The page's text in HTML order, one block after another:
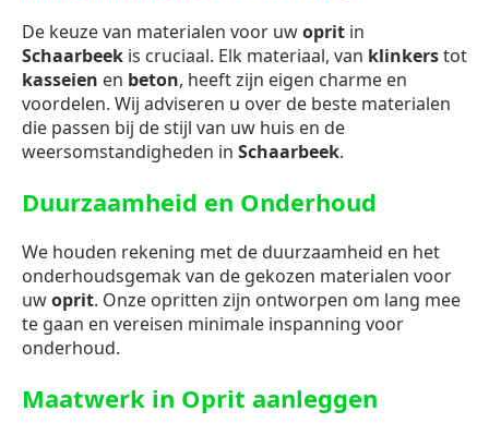
De keuze van materialen voor uwoprit in
Schaarbeek is cruciaal. Elk materiaal, van klinkerstot
kasseien en beton, heeft zijn eigen charme en
voordelen. Wij adviseren u over de beste materialen
die passen bij de stijl van uw huis en de
weersomstandigheden in Schaarbeek.
Duurzaamheid en Onderhoud
We houden rekening met de duurzaamheid en het
onderhoudsgemak van de gekozen materialen voor
uwoprit. Onze opritten zijn ontworpen om lang mee
te gaan en vereisen minimale inspanning voor
onderhoud.
Maatwerk in Oprit aanleggen